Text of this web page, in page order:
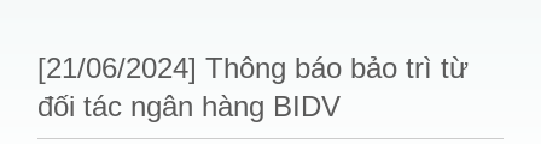
[21/06/2024] Thông báo bảo trì từ
đối tác ngân hàng BIDV